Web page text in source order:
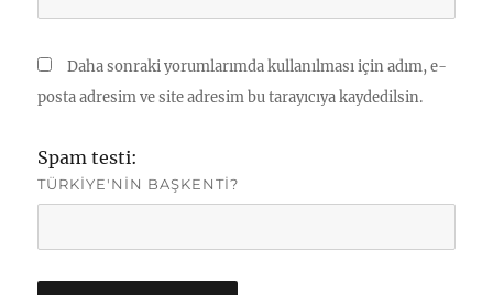
Daha sonraki yorumlarımda kullanılması için adım, e-
posta adresim ve site adresim bu tarayıcıya kaydedilsin.
Spam testi:
TÜRKIYE'NIN BAŞKENTI?